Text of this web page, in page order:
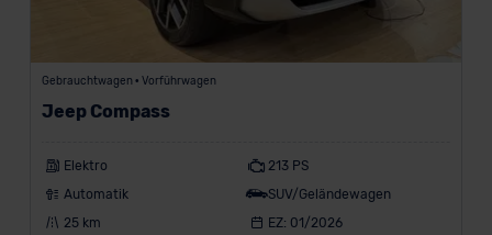
Gebrauchtwagen • Vorführwagen
Jeep Compass
Elektro
213 PS
Automatik
SUV/Geländewagen
25 km
EZ: 01/2026